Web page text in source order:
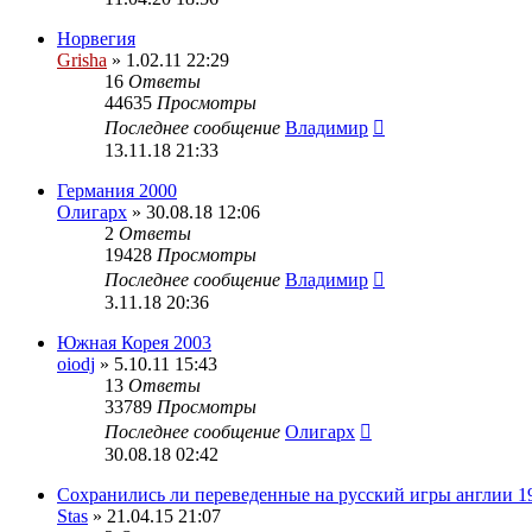
Норвегия
Grisha » 1.02.11 22:29
16 Ответы
44635 Просмотры
Последнее сообщение Владимир
13.11.18 21:33
Германия 2000
Олигарх » 30.08.18 12:06
2 Ответы
19428 Просмотры
Последнее сообщение Владимир
3.11.18 20:36
Южная Корея 2003
oiodj » 5.10.11 15:43
13 Ответы
33789 Просмотры
Последнее сообщение Олигарх
30.08.18 02:42
Сохранились ли переведенные на русский игры англии
Stas » 21.04.15 21:07